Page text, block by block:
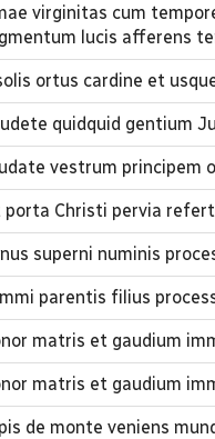
virginitas cum
lucis afferens
ortus cardine et
quidquid gentium
vestrum principem
porta Christi pervia
superni numinis
parentis filius
matris et gaudium
matris et gaudium
de monte veniens